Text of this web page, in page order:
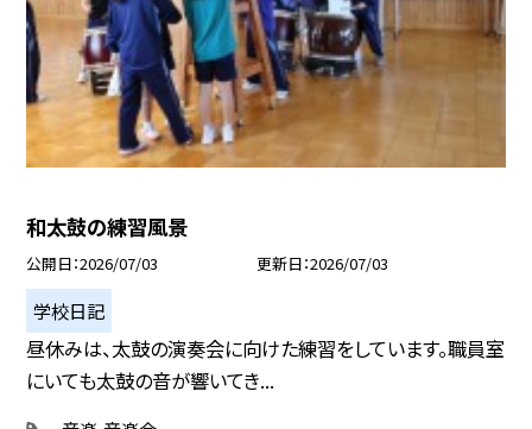
和太鼓の練習風景
公開日 2026/07/03 更新日 2026/07/03
学校日記
昼休みは、太鼓の演奏会に向けた練習をしています。職員室
にいても太鼓の音が響いてき...